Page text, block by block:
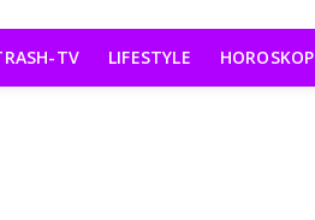
TV LIFESTYLE HOROSKOP